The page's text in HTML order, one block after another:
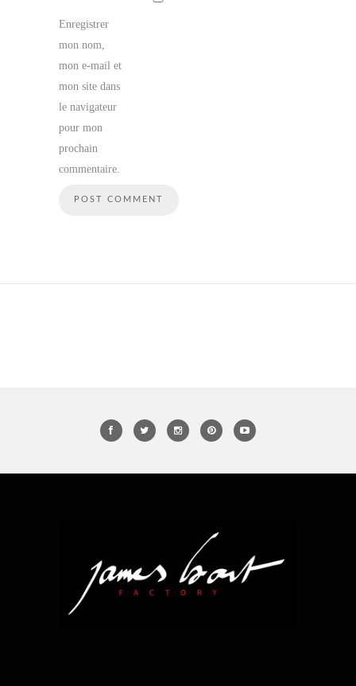
Enregistrer
mon nom,
mon e-mail et
mon site dans
le navigateur
pour mon
prochain
commentaire.